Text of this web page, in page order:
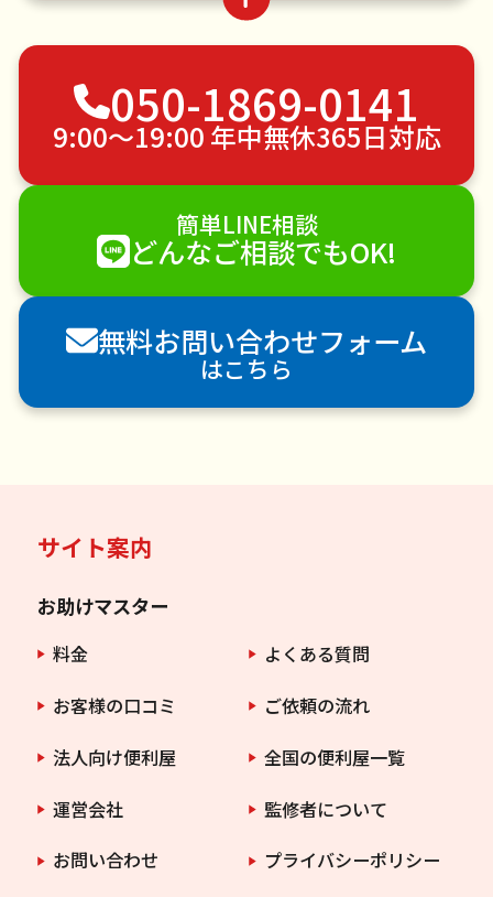
ベランダ掃除
病院付き添い
並び代行
水道パッキン交換
不用品回収
ゴミ屋敷片付け
植木の剪定
植木の伐採
手すり取り付け
ペットのお世話
エアコンクリーニング
DIY・日曜大工
ハウスクリーニング
雪かき・雪下ろし
電球交換
襖（ふすま）の張替え
空き家管理
各種代行
害獣駆除
防草シート施工
ナメクジ駆除
害虫駆除
050-1869-0141
9:00〜19:00 年中無休365日対応
簡単LINE相談
どんなご相談でもOK!
無料お問い合わせフォーム
はこちら
サイト案内
お助けマスター
料金
よくある質問
お客様の口コミ
ご依頼の流れ
法人向け便利屋
全国の便利屋一覧
運営会社
監修者について
お問い合わせ
プライバシーポリシー